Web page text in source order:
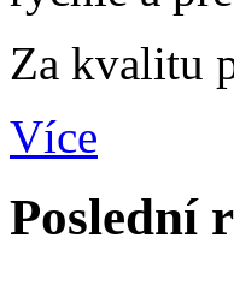
Za kvalitu
Více
Poslední